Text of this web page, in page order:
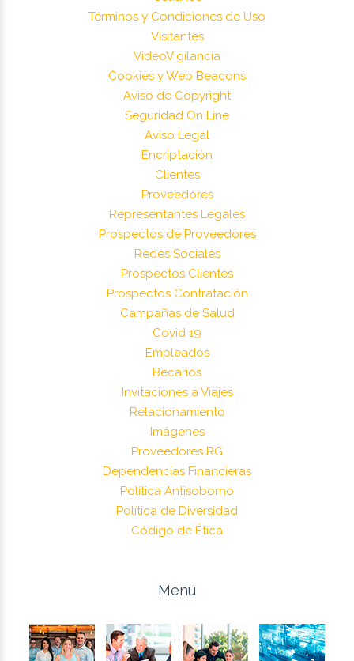
Términos y Condiciones de Uso
Visitantes
VideoVigilancia
Cookies y Web Beacons
Aviso de Copyright
Seguridad On Line
Aviso Legal
Encriptación
Clientes
Proveedores
Representantes Legales
Prospectos de Proveedores
Redes Sociales
Prospectos Clientes
Prospectos Contratación
Campañas de Salud
Covid 19
Empleados
Becarios
Invitaciones a Viajes
Relacionamiento
Imágenes
Proveedores RG
Dependencias Financieras
Política Antisoborno
Política de Diversidad
Código de Ética
Menu